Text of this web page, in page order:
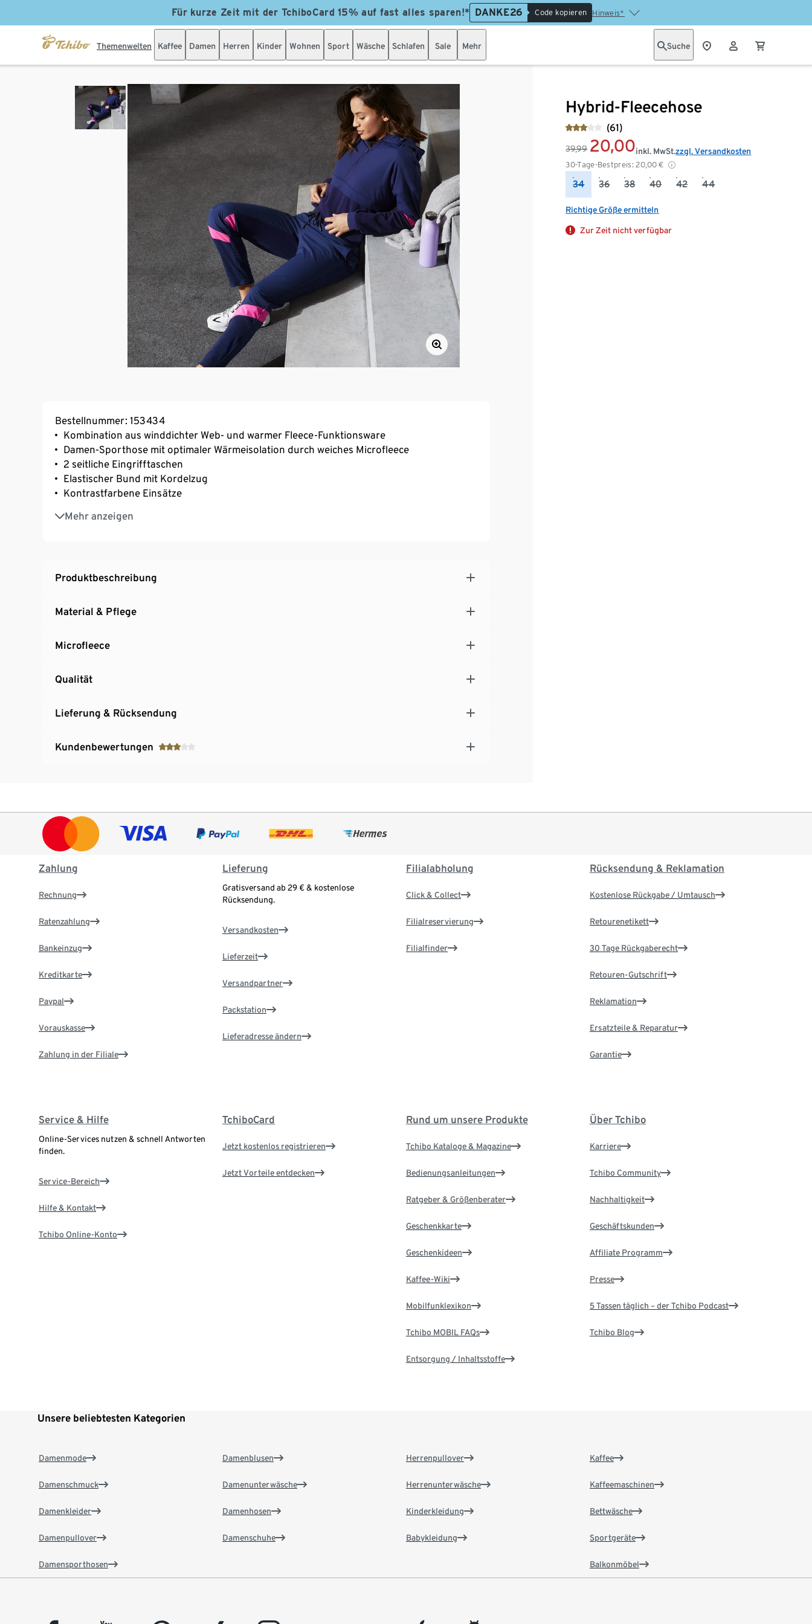
Für kurze Zeit mit der TchiboCard 15% auf fast alles sparen!* DANKE26 Code kopieren Hinweis*
Themenwelten Kaffee Damen Herren Kinder Wohnen Sport Wäsche Schlafen Sale Mehr Suche
Hybrid-Fleecehose
(61)
39,99 20,00
30-Tage-Bestpreis: 20,00 €
inkl. MwSt.zzgl. Versandkosten
34 36 38 40 42 44
Richtige Größe ermitteln
Zur Zeit nicht verfügbar
Bestellnummer: 153434
Kombination aus winddichter Web- und warmer Fleece-Funktionsware
Damen-Sporthose mit optimaler Wärmeisolation durch weiches Microfleece
2 seitliche Eingrifftaschen
Elastischer Bund mit Kordelzug
Kontrastfarbene Einsätze
Mehr anzeigen
Ideal zum Laufen oder für andere Outdooraktivitäten wie Camping
Produktbeschreibung
Material & Pflege
Microfleece
Qualität
Lieferung & Rücksendung
Kundenbewertungen
Zahlung
Rechnung
Ratenzahlung
Bankeinzug
Kreditkarte
Paypal
Vorauskasse
Zahlung in der Filiale
Lieferung
Gratisversand ab 29 € & kostenlose
Rücksendung.
Versandkosten
Lieferzeit
Versandpartner
Packstation
Lieferadresse ändern
Filialabholung
Click & Collect
Filialreservierung
Filialfinder
Rücksendung & Reklamation
Kostenlose Rückgabe / Umtausch
Retourenetikett
30 Tage Rückgaberecht
Retouren-Gutschrift
Reklamation
Ersatzteile & Reparatur
Garantie
Service & Hilfe
Online-Services nutzen & schnell Antworten
finden.
Service-Bereich
Hilfe & Kontakt
Tchibo Online-Konto
TchiboCard
Jetzt kostenlos registrieren
Jetzt Vorteile entdecken
Rund um unsere Produkte
Tchibo Kataloge & Magazine
Bedienungsanleitungen
Ratgeber & Größenberater
Geschenkkarte
Geschenkideen
Kaffee-Wiki
Mobilfunklexikon
Tchibo MOBIL FAQs
Entsorgung / Inhaltsstoffe
Über Tchibo
Karriere
Tchibo Community
Nachhaltigkeit
Geschäftskunden
Affiliate Programm
Presse
5 Tassen täglich – der Tchibo Podcast
Tchibo Blog
Unsere beliebtesten Kategorien
Damenmode
Damenschmuck
Damenkleider
Damenpullover
Damensporthosen
Damenblusen
Damenunterwäsche
Damenhosen
Damenschuhe
Herrenpullover
Herrenunterwäsche
Kinderkleidung
Babykleidung
Kaffee
Kaffeemaschinen
Bettwäsche
Sportgeräte
Balkonmöbel